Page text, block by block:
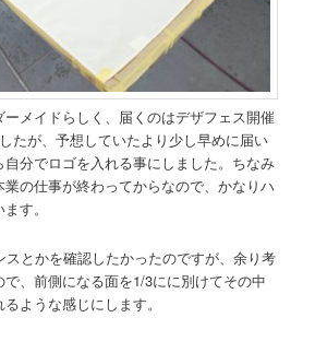
メイドらしく、届くのはデザフェス開催
たが、予想していたより少し早めに届い
分でロゴを入れる事にしました。ちなみ
の仕事が終わってからなので、かなりハ
す。
スとかを確認したかったのですが、余り考
、前側になる面を1/3にに別けてその中
ような感じにします。